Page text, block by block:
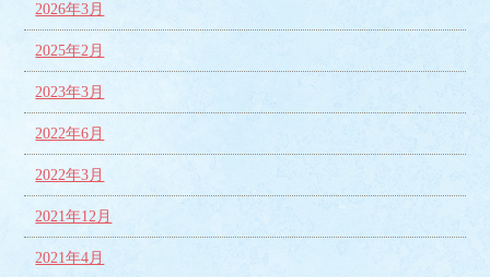
2026年3月
2025年2月
2023年3月
2022年6月
2022年3月
2021年12月
2021年4月